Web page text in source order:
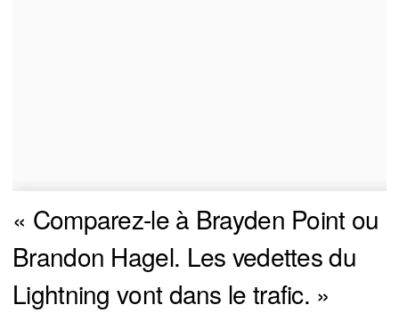
« Comparez-le à Brayden Point ou
Brandon Hagel. Les vedettes du
Lightning vont dans le trafic. »